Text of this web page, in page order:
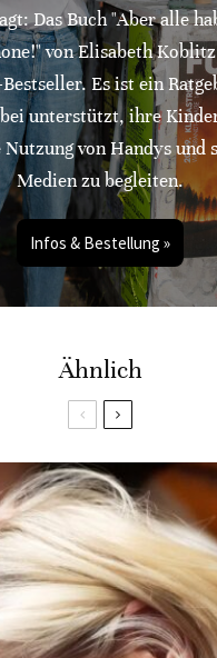
Das Buch "Aber alle
von Elisabeth
Bestseller. Es ist ein
unterstützt, ihre
von Handys und
Medien zu begleiten.
Infos & Bestellung »
Ähnlich